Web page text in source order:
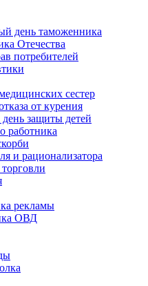
день таможенника
Отечества
потребителей
сестер
от курения
защиты детей
работника
и рационализатора
рекламы
ОВД